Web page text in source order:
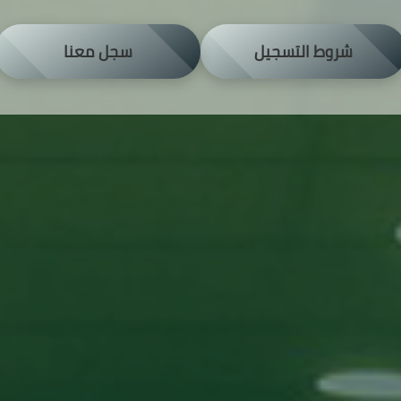
شروط التسجيل سجل معنا